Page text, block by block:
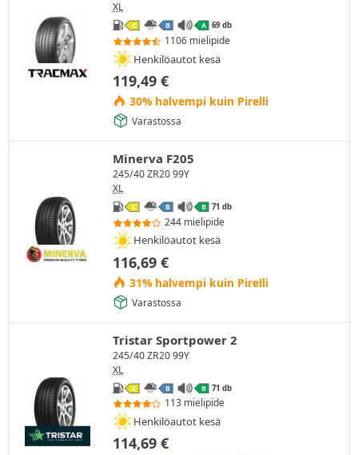
XL
C B A 69 db
1106 mielipide
Henkilöautot kesä
119,49 €
30% halvempi kuin Pirelli
Varastossa
Minerva F205
245/40 ZR20 99Y
XL
C B B 71 db
244 mielipide
Henkilöautot kesä
116,69 €
31% halvempi kuin Pirelli
Varastossa
Tristar Sportpower 2
245/40 ZR20 99Y
XL
C B B 71 db
113 mielipide
Henkilöautot kesä
114,69 €